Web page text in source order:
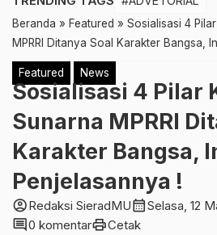
Beranda » Featured » Sosialisasi 4
MPRRI Ditanya Soal Karakter Bangsa,
Featured News
Sosialisasi 4 Pilar
Sunarna MPRRI
Karakter Bangsa,
Penjelasannya !
account_circleRedaksi SieradMUcalendar_monthSelasa, 12
comment0 komentarprintCetak